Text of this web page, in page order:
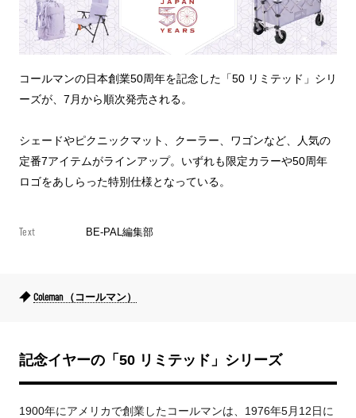
コールマンの日本創業50周年を記念した「50 リミテッド」シリ
ーズが、7月から順次発売される。
シェードやピクニックマット、クーラー、ワゴンなど、人気の
定番7アイテムがラインアップ。いずれも限定カラーや50周年
ロゴをあしらった特別仕様となっている。
Text BE-PAL編集部
Coleman （コールマン）
記念イヤーの「50 リミテッド」シリーズ
1900年にアメリカで創業したコールマンは、1976年5月12日に